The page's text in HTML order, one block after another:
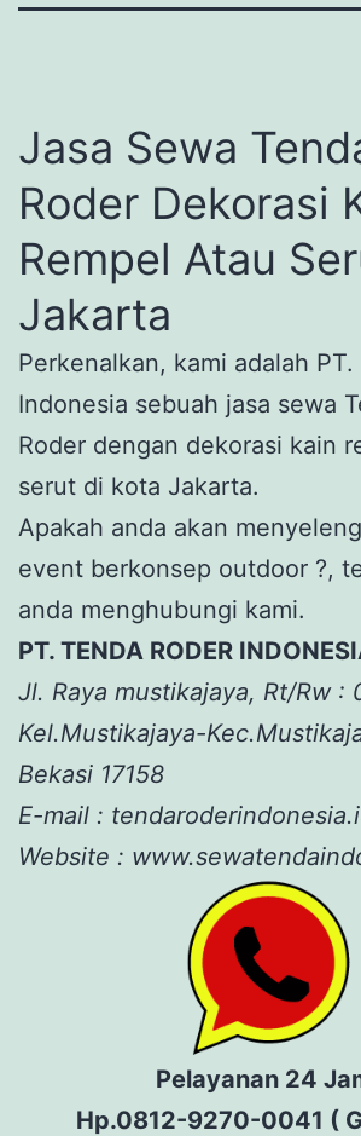
Jasa Sewa
Roder Dekorasi
Rempel Atau
Jakarta
Perkenalkan, kami adalah
Indonesia sebuah jasa sewa
Roder dengan dekorasi kain
serut di kota Jakarta.
Apakah anda akan
event berkonsep outdoor ?,
anda menghubungi kami.
PT. TENDA RODER
Jl. Raya mustikajaya, Rt/Rw :
Kel.Mustikajaya-
Bekasi 17158
E-mail :
Website :
Pelayanan 24
Hp.0812-9270-0041 (